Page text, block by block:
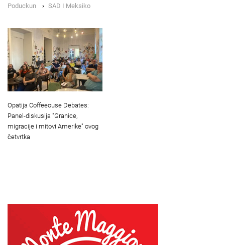
Poduckun SAD I Meksiko
Opatija Coffeeouse Debates:
Panel-diskusija "Granice,
migracije i mitovi Amerike" ovog
četvrtka